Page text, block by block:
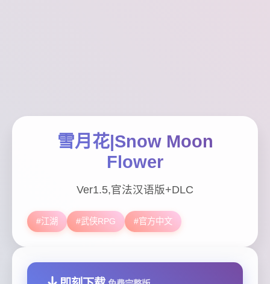
雪月花|Snow Moon
Flower
Ver1.5,官法汉语版+DLC
#江湖 #武侠RPG #官方中文